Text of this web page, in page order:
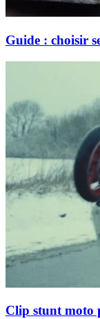
Guide : choisir
Clip stunt moto